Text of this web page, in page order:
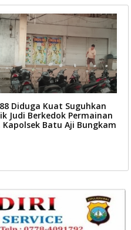
Diduga Kuat Suguhkan
Judi Berkedok Permainan
Kapolsek Batu Aji Bungkam